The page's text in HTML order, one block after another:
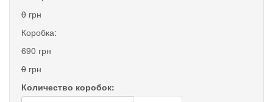
0 грн
Коробка:
690 грн
0 грн
Количество коробок: